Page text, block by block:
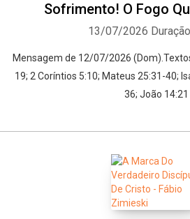
Sofrimento! O Fogo
13/07/2026
Mensagem de 12/07/2026
19; 2 Coríntios 5:10; Mateus 25:31-40;
36; João 14:21